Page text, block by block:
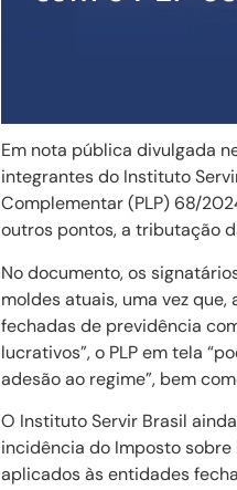
Em nota pública divulgada
integrantes do Instituto
Complementar (PLP) 68/
outros pontos, a tributação
No documento, os
moldes atuais, uma vez
fechadas de previdência
lucrativos”, o PLP em tela
adesão ao regime”, bem
O Instituto Servir Brasil
incidência do Imposto sobre
aplicados às entidades